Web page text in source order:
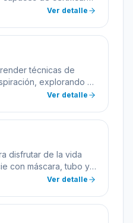
Ver detalle
técnicas de
explorando el
Ver detalle
disfrutar de la vida
con máscara, tubo y
Ver detalle